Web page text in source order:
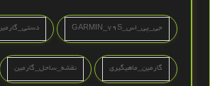
جی_پی_اس_GARMIN_79S
گارمین_ماهیگیری نقشه_ساحل_گارمین